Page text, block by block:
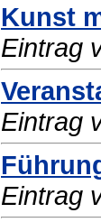
Kunst
Eintrag
Eintrag
Eintrag